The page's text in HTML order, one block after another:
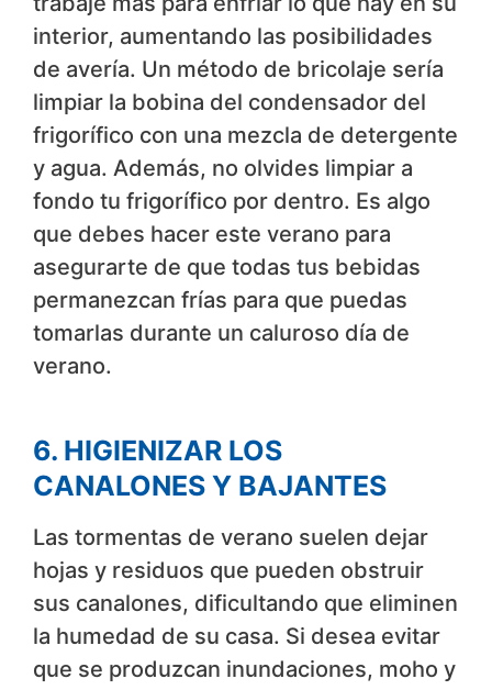
interior, aumentando las posibilidades
de avería. Un método de bricolaje sería
limpiar la bobina del condensador del
frigorífico con una mezcla de detergente
y agua. Además, no olvides limpiar a
fondo tu frigorífico por dentro. Es algo
que debes hacer este verano para
asegurarte de que todas tus bebidas
permanezcan frías para que puedas
tomarlas durante un caluroso día de
verano.
6. HIGIENIZAR LOS
CANALONES Y BAJANTES
Las tormentas de verano suelen dejar
hojas y residuos que pueden obstruir
sus canalones, dificultando que eliminen
la humedad de su casa. Si desea evitar
que se produzcan inundaciones, moho y